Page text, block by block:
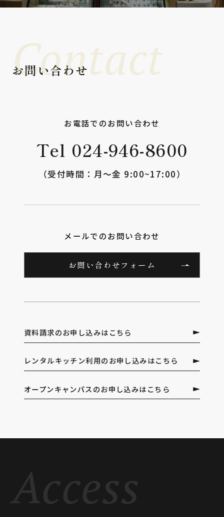
お問い合わせ
Contact
お電話でのお問い合わせ
Tel 024-946-8600
（受付時間：⽉〜⾦ 9:00~17:00）
メールでのお問い合わせ
お問い合わせフォーム
資料請求のお申し込みはこちら
レンタルキッチン利用のお申し込みはこちら
オープンキャンパスのお申し込みはこちら
Access